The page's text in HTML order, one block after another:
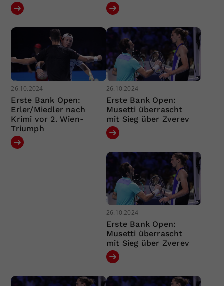
26.10.2024
Erste Bank Open:
Erler/Miedler nach
Krimi vor 2. Wien-
Triumph
26.10.2024
Erste Bank Open:
Musetti überrascht
mit Sieg über Zverev
26.10.2024
Erste Bank Open:
Musetti überrascht
mit Sieg über Zverev